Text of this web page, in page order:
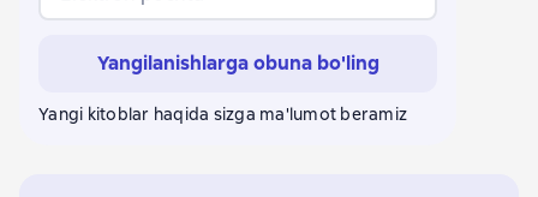
Yangilanishlarga obuna bo'ling
Yangi kitoblar haqida sizga ma'lumot beramiz